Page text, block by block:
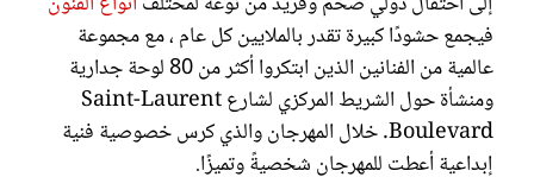
فيجمع حشودًا كبيرة تقدر بالملايين كل عام ، مع مجموعة
عالمية من الفنانين الذين ابتكروا أكثر من 80 لوحة جدارية
ومنشأة حول الشريط المركزي لشارع Saint-Laurent
Boulevard. خلال المهرجان والذي كرس خصوصية فنية
إبداعية أعطت للمهرجان شخصيةً وتميزًا.